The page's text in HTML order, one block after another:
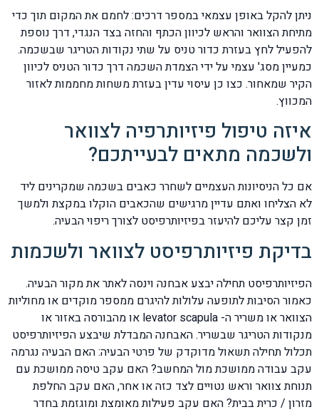
ניתן להקל באופן עצמאי במספר דרכים: לחמם את המקום תוך כדי
מתיחת הצוואר והראש לכיוון הכתף והחזה בצד הנגדי, דרך נוספת
להפעיל לחץ בעזרת כדור טניס על שתי נקודות הטריגר שבשכמה.
כמעיין מסג' עצמי על ידי הצמדת השכמה דרך כדור הטניס לכיוון
הקיר שמאחור. כצו כן עיסוי עדין בעזרת משחות מחממות לאזור
המכווץ.
איזה טיפול פיזיותרפיה לצוואר
ולשכמה מתאים לבעייתכם?
אם כל הניסיונות העצמיים לשחרר כאבים בשכמה שמקרינים ליד
לא הצליחו ואתם עדיין מרגישים שהכאבים הוקלו במקצת ולמשך
זמן קצר עליכם להיעזר בפיזיותרפיסט לצורך ריפוי הבעיה.
בדיקת פיזיותרפיסט לצוואר ולשכמות
הפיזיותרפיסט תחילה יבצע אבחנה וינסה לאתר את מקור הבעיה.
כאמור הסיבות לתופעה עלולות להיגרם ממספר מוקדים או מחוליות
הצוואר או משריר ה- levator scapula או מהבורסה באזור או
מנקודות הטריגר שבשריר. האבחנה המבדלת שיבצע הפיזיותרפיסט
תכלול תחילה תשאול מדוקדק של פרטי הבעיה: האם הבעיה נגרמה
עקב עבודה ממושכת מול המחשב? האם עקב טיסה ממושכת עם
תנוחת צוואר וראש נטויים לצד כזה או אחר, האם עקב החלפת
מזרון / כרית בבית? האם עקב פעילות מאומצת ומוגזמת בחדר